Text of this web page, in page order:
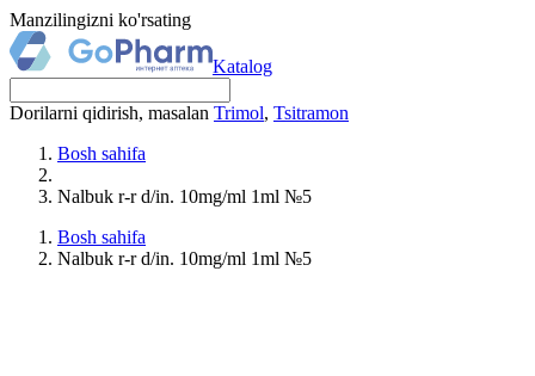
Manzilingizni ko'rsating
Katalog
Dorilarni qidirish, masalan Trimol, Tsitramon
Bosh sahifa
Nalbuk r-r d/in. 10mg/ml 1ml №5
Bosh sahifa
Nalbuk r-r d/in. 10mg/ml 1ml №5